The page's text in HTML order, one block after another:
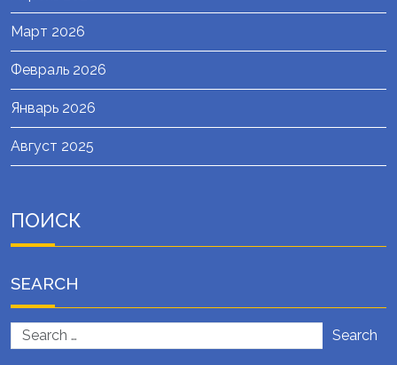
Март 2026
Февраль 2026
Январь 2026
Август 2025
ПОИСК
SEARCH
Search